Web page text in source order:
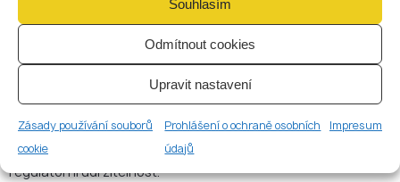
Souhlasím
Odmítnout cookies
Upravit nastavení
Zásady používání souborů
cookie
Prohlášení o ochraně osobních
údajů
Impresum
západní Evropou zůstávají provozní a compliance náklady
konkurenceschopné.
náklady na založení společnosti
účetní a auditorské služby
outsourcing AML a compliance
kancelářské a personální náklady
Pro začínající kryptostartupy i škálující platformy může tato
nákladová efektivita výrazně prodloužit runway a zlepšit
regulatorní udržitelnost.